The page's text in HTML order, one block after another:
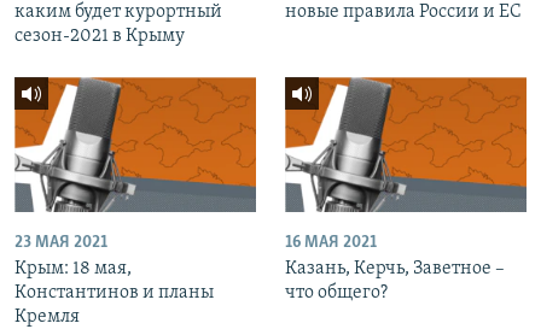
каким будет курортный
сезон-2021 в Крыму
новые правила России и ЕС
23 МАЯ 2021
Крым: 18 мая,
Константинов и планы
Кремля
16 МАЯ 2021
Казань, Керчь, Заветное –
что общего?